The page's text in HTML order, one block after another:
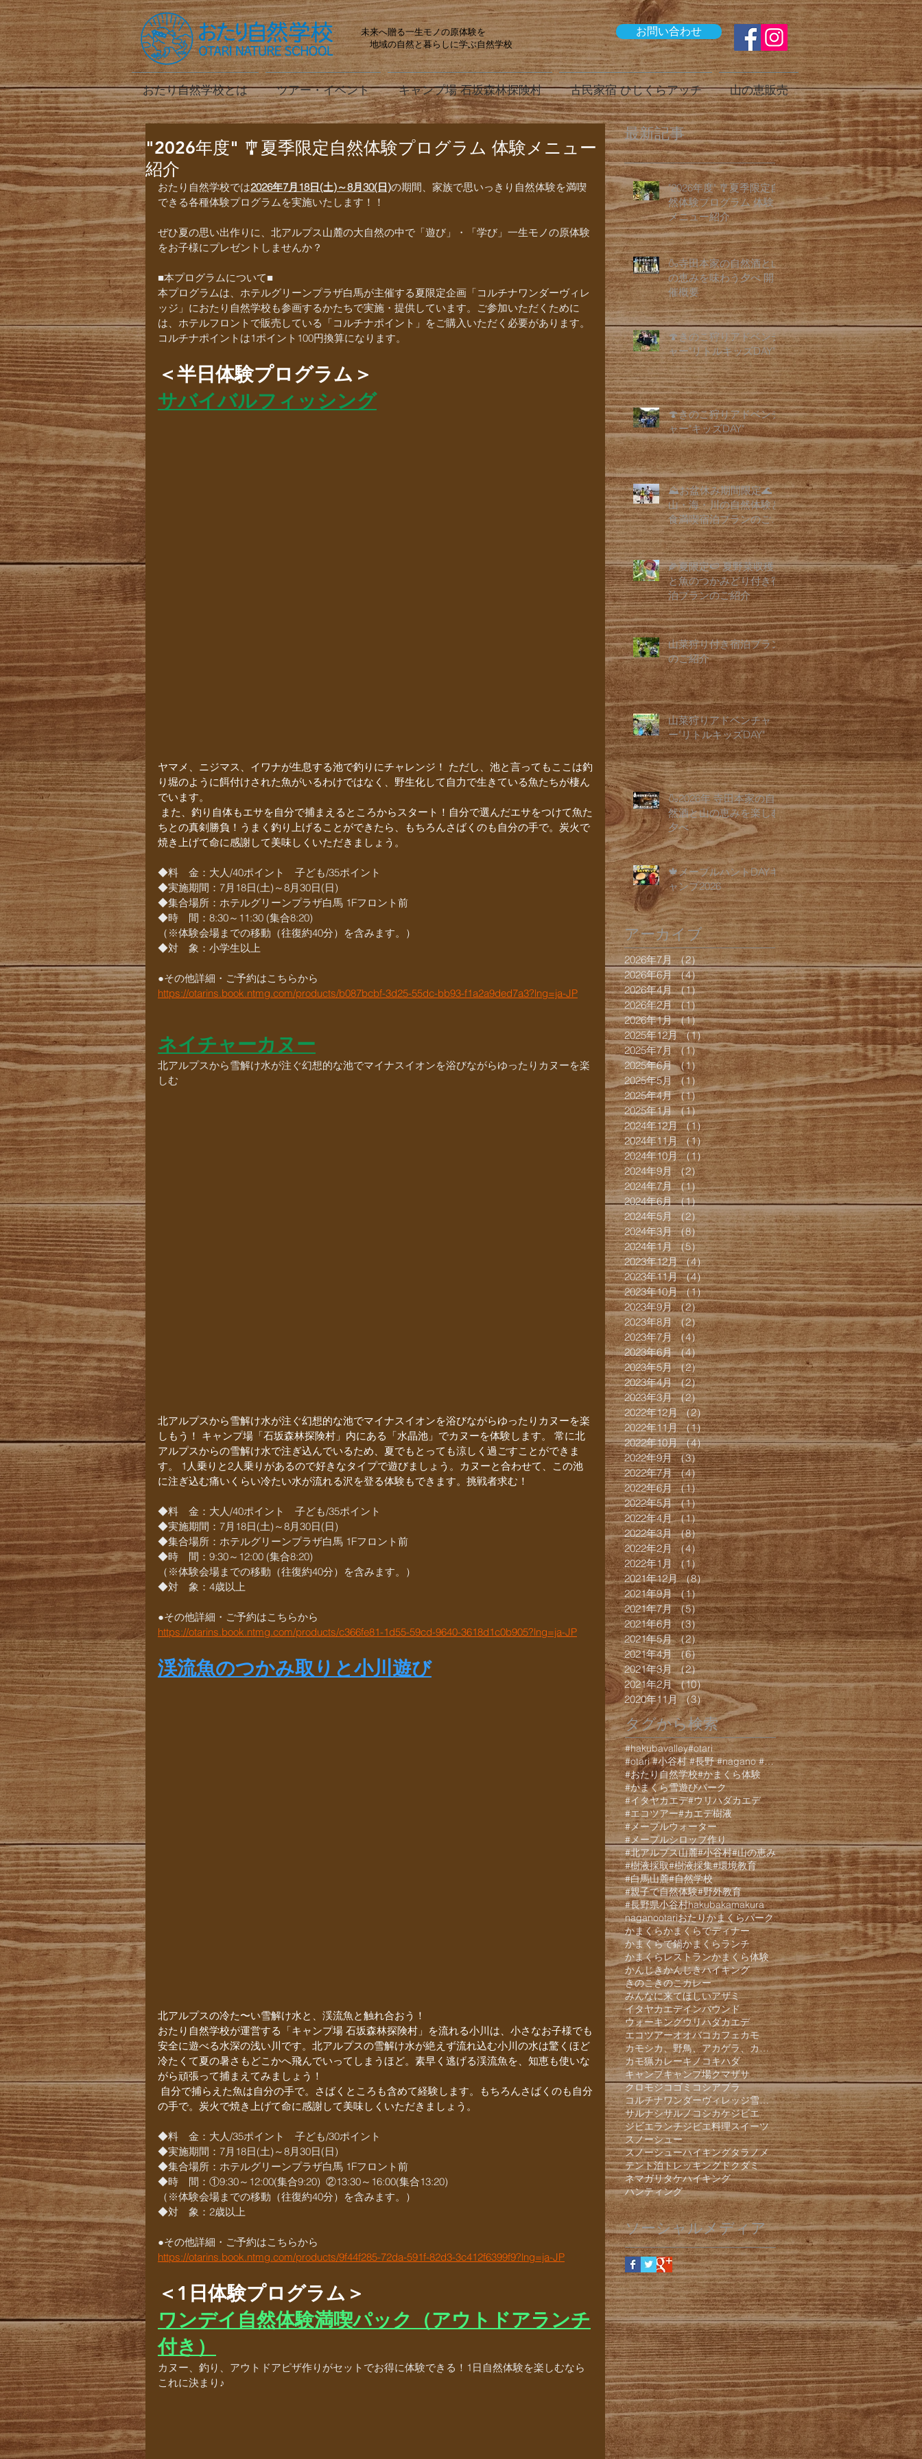
未来へ贈る一生モノの原体験を
地域の自然と暮らしに学ぶ自然学校
お問い合わせ
おたり自然学校とは ツアー・イベント キャンプ場 石坂森林探険村 古民家宿 ひじくらアッチ 山の恵販売
"2026年度" 🎐夏季限定自然体験プログラム 体験メニュー
紹介
おたり自然学校では2026年7月18日(土)～8月30(日)の期間、家族で思いっきり自然体験を満喫
できる各種体験プログラムを実施いたします！！
ぜひ夏の思い出作りに、北アルプス山麓の大自然の中で「遊び」・「学び」一生モノの原体験
をお子様にプレゼントしませんか？
■本プログラムについて■
本プログラムは、ホテルグリーンプラザ白馬が主催する夏限定企画「コルチナワンダーヴィレ
ッジ」におたり自然学校も参画するかたちで実施・提供しています。ご参加いただくために
は、ホテルフロントで販売している「コルチナポイント」をご購入いただく必要があります。
コルチナポイントは1ポイント100円換算になります。
＜半日体験プログラム＞
サバイバルフィッシング
ヤマメ、ニジマス、イワナが生息する池で釣りにチャレンジ！ ただし、池と言ってもここは釣
り堀のように餌付けされた魚がいるわけではなく、野生化して自力で生きている魚たちが棲ん
でいます。
また、釣り自体もエサを自分で捕まえるところからスタート！自分で選んだエサをつけて魚た
ちとの真剣勝負！うまく釣り上げることができたら、もちろんさばくのも自分の手で。炭火で
焼き上げて命に感謝して美味しくいただきましょう。
◆料　金：大人/40ポイント　子ども/35ポイント
◆実施期間：7月18日(土)～8月30日(日)
◆集合場所：ホテルグリーンプラザ白馬 1Fフロント前
◆時　間：8:30～11:30 (集合8:20)
（※体験会場までの移動（往復約40分）を含みます。）
◆対　象：小学生以上
●その他詳細・ご予約はこちらから
https://otarins.book.ntmg.com/products/b087bcbf-3d25-55dc-bb93-f1a2a9ded7a3?lng=ja-JP
ネイチャーカヌー
北アルプスから雪解け水が注ぐ幻想的な池でマイナスイオンを浴びながらゆったりカヌーを楽
しむ
北アルプスから雪解け水が注ぐ幻想的な池でマイナスイオンを浴びながらゆったりカヌーを楽
しもう！ キャンプ場「石坂森林探険村」内にある「水晶池」でカヌーを体験します。 常に北
アルプスからの雪解け水で注ぎ込んでいるため、夏でもとっても涼しく過ごすことができま
す。 1人乗りと2人乗りがあるので好きなタイプで遊びましょう。カヌーと合わせて、
この池
に注ぎ込む痛いくらい冷たい水が流れる沢を登る体験もできます。挑戦者求む！
◆料　金：大人/40ポイント　子ども/35ポイント
◆実施期間：7月18日(土)～8月30日(日)
◆集合場所：ホテルグリーンプラザ白馬 1Fフロント前
◆時　間：9:30～12:00 (集合8:20)
（※体験会場までの移動（往復約40分）を含みます。）
◆対　象：4歳以上
●その他詳細・ご予約はこちらから
https://otarins.book.ntmg.com/products/c366fe81-1d55-59cd-9640-3618d1c0b905?lng=ja-JP
渓流魚のつかみ取りと小川遊び
北アルプスの冷た〜い雪解け水と、渓流魚と触れ合おう！
おたり自然学校が運営する「キャンプ場 石坂森林探険村」を流れる小川は、小さなお子様でも
安全に遊べる水深の浅い川です。北アルプスの雪解け水が絶えず流れ込む小川の水は驚くほど
冷たくて夏の暑さもどこかへ飛んでいってしまうほど。素早く逃げる渓流魚を、知恵も使いな
がら頑張って捕まえてみましょう！
自分で捕らえた魚は自分の手で。さばくところも含めて経験します。もちろんさばくのも自分
の手で。炭火で焼き上げて命に感謝して美味しくいただきましょう。
◆料　金：大人/35ポイント　子ども/30ポイント
◆実施期間：7月18日(土)～8月30日(日)
◆集合場所：ホテルグリーンプラザ白馬 1Fフロント前
◆時　間：①9:30～12:00(集合9:20)  ②13:30～16:00(集合13:20)
（※体験会場までの移動（往復約40分）を含みます。）
◆対　象：2歳以上
●その他詳細・ご予約はこちらから
https://otarins.book.ntmg.com/products/9f44f285-72da-591f-82d3-3c412f6399f9?lng=ja-JP
＜1日体験プログラム＞
ワンデイ自然体験満喫パック（アウトドアランチ
付き）
カヌー、釣り、アウトドアピザ作りがセットでお得に体験できる！1日自然体験を楽しむなら
これに決まり♪
最新記事
"2026年度" 🎐夏季限定自
然体験プログラム 体験
メニュー紹介
🍶寺田本家の自然酒と山
の恵みを味わう夕べ 開
催概要
🍄きのこ狩りアドベンチ
ャー"リトルキッズDAY"
🍄きのこ狩りアドベンチ
ャー"キッズDAY"
⛰️お盆休み期間限定🌊
山・海・川の自然体験と
食満喫宿泊プランのご紹
介
🌽夏限定🍉 夏野菜収穫
と魚のつかみどり付き宿
泊プランのご紹介
山菜狩り付き宿泊プラン
のご紹介
山菜狩りアドベンチャ
ー"リトルキッズDAY"
🍶2026年 寺田本家の自
然酒と山の恵みを楽しむ
夕べ
🍁メープルハントDAYキ
ャンプ2026
アーカイブ
2026年7月 （2）2件の記事
2026年6月 （4）4件の記事
2026年4月 （1）1件の記事
2026年2月 （1）1件の記事
2026年1月 （1）1件の記事
2025年12月 （1）1件の記事
2025年7月 （1）1件の記事
2025年6月 （1）1件の記事
2025年5月 （1）1件の記事
2025年4月 （1）1件の記事
2025年1月 （1）1件の記事
2024年12月 （1）1件の記事
2024年11月 （1）1件の記事
2024年10月 （1）1件の記事
2024年9月 （2）2件の記事
2024年7月 （1）1件の記事
2024年6月 （1）1件の記事
2024年5月 （2）2件の記事
2024年3月 （8）8件の記事
2024年1月 （5）5件の記事
2023年12月 （4）4件の記事
2023年11月 （4）4件の記事
2023年10月 （1）1件の記事
2023年9月 （2）2件の記事
2023年8月 （2）2件の記事
2023年7月 （4）4件の記事
2023年6月 （4）4件の記事
2023年5月 （2）2件の記事
2023年4月 （2）2件の記事
2023年3月 （2）2件の記事
2022年12月 （2）2件の記事
2022年11月 （1）1件の記事
2022年10月 （4）4件の記事
2022年9月 （3）3件の記事
2022年7月 （4）4件の記事
2022年6月 （1）1件の記事
2022年5月 （1）1件の記事
2022年4月 （1）1件の記事
2022年3月 （8）8件の記事
2022年2月 （4）4件の記事
2022年1月 （1）1件の記事
2021年12月 （8）8件の記事
2021年9月 （1）1件の記事
2021年7月 （5）5件の記事
2021年6月 （3）3件の記事
2021年5月 （2）2件の記事
2021年4月 （6）6件の記事
2021年3月 （2）2件の記事
2021年2月 （10）10件の記事
2020年11月 （3）3件の記事
タグから検索
#hakubavalley#otari
#otari #小谷村 #長野 #nagano #白馬 #hakuba #栂池 #栂池高原 #栂池高
#おたり自然学校#かまくら体験
#かまくら雪遊びパーク
#イタヤカエデ#ウリハダカエデ
#エコツアー#カエデ樹液
#メープルウォーター
#メープルシロップ作り
#北アルプス山麓#小谷村#山の恵み
#樹液採取#樹液採集#環境教育
#白馬山麓#自然学校
#親子で自然体験#野外教育
#長野県小谷村hakubakamakura
naganootariおたりかまくらパーク
かまくらかまくらでディナー
かまくらで鍋かまくらランチ
かまくらレストランかまくら体験
かんじきかんじきハイキング
きのこきのこカレー
みんなに来てほしいアザミ
イタヤカエデインバウンド
ウォーキングウリハダカエデ
エコツアーオオバコカフェカモ
カモシカ、野鳥、アカゲラ、カケス、クモロジ、野生動物、かんじき、
カモ猟カレーキノコキハダ
キャンプキャンプ場クマザサ
クロモジコゴミコシアブラ
コルチナワンダーヴィレッジ雪遊びパーク
サルナシサルノコシカケジビエ
ジビエランチジビエ料理スイーツ
スノーシュー
スノーシューハイキングタラノメ
テント泊トレッキングドクダミ
ネマガリタケハイキング
ハンティング
ソーシャルメディア